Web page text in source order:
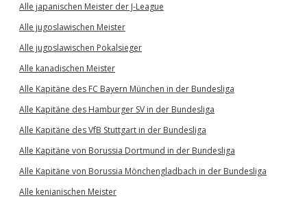
Alle japanischen Meister der J-League
Alle jugoslawischen Meister
Alle jugoslawischen Pokalsieger
Alle kanadischen Meister
Alle Kapitäne des FC Bayern München in der Bundesliga
Alle Kapitäne des Hamburger SV in der Bundesliga
Alle Kapitäne des VfB Stuttgart in der Bundesliga
Alle Kapitäne von Borussia Dortmund in der Bundesliga
Alle Kapitäne von Borussia Mönchengladbach in der Bundesliga
Alle kenianischen Meister